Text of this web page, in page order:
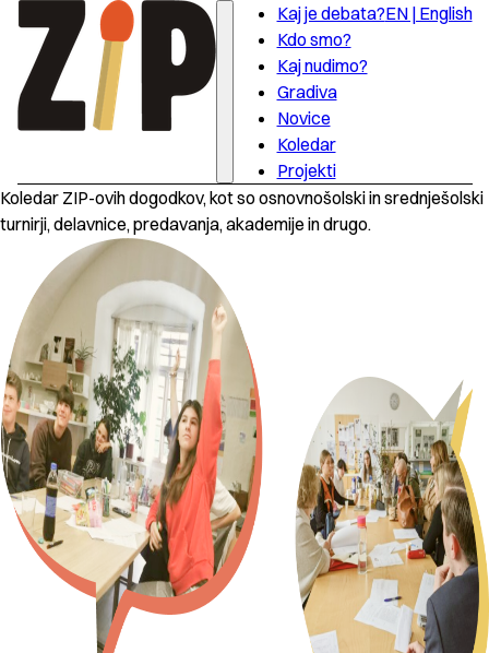
Kaj je debata?
Kdo smo?
Kaj nudimo?
Gradiva
Novice
Koledar
Projekti
EN | English
Koledar ZIP-ovih dogodkov, kot so osnovnošolski in srednješolski
turnirji, delavnice, predavanja, akademije in drugo.